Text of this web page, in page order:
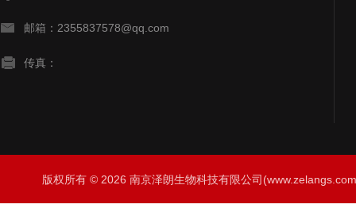
邮箱：2355837578@qq.com
传真：
版权所有 © 2026 南京泽朗生物科技有限公司